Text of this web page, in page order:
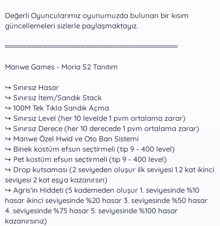
Değerli Oyuncularımız oyunumuzda bulunan bir kısım
güncellemeleri sizlerle paylaşmaktayız.
════════════════════════════════
Manwe Games - Moria S2 Tanıtım
↪ Sınırsız Hasar
↪ Sınırsız İtem/Sandık Stack
↪ 100M Tek Tıkla Sandık Açma
↪ Sınırsız Level (her 10 levelde 1 pvm ortalama zarar)
↪ Sınırsız Derece (her 10 derecede 1 pvm ortalama zarar)
↪ Manwe Özel Hwid ve Oto Ban Sistemi
↪ Binek kostüm efsun seçtirmeli (tip 9 - 400 level)
↪ Pet kostüm efsun seçtirmeli (tip 9 - 400 level)
↪ Drop kutsaması (2 seviyeden oluşur ilk seviyesi 1.2 kat ikinci
seviyesi 2 kat eşya kazanırsın)
↪ Agris'in Hiddeti (5 kademeden oluşur 1. seviyesinde %10
hasar ikinci seviyesinde %20 hasar 3. seviyesinde %50 hasar
4. seviyesinde %75 hasar 5. seviyesinde %100 hasar
kazanırsınız)